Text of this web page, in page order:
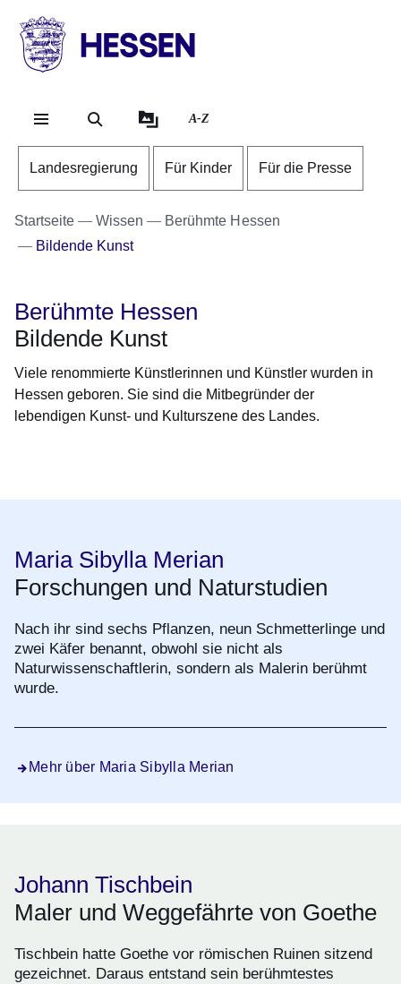
HESSEN
Landesregierung
A-Z
Landesregierung Für Kinder Für die Presse
Startseite Wissen
Berühmte Hessen
Bildende Kunst
Berühmte Hessen
Bildende Kunst
Viele renommierte Künstlerinnen und Künstler wurden in
Hessen geboren. Sie sind die Mitbegründer der
lebendigen Kunst- und Kulturszene des Landes.
Maria Sibylla Merian
Forschungen und Naturstudien
Nach ihr sind sechs Pflanzen, neun Schmetterlinge und
zwei Käfer benannt, obwohl sie nicht als
Naturwissenschaftlerin, sondern als Malerin berühmt
wurde.
Mehr über Maria Sibylla Merian
Johann Tischbein
Maler und Weggefährte von Goethe
Tischbein hatte Goethe vor römischen Ruinen sitzend
gezeichnet. Daraus entstand sein berühmtestes